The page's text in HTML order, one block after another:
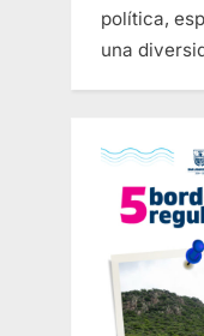
política,
una